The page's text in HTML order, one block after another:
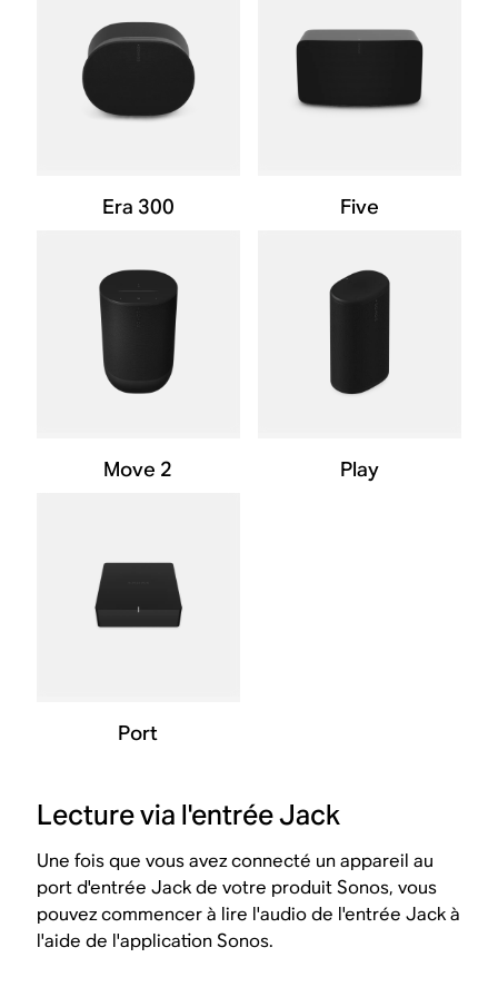
Era 300 Five
Move 2 Play
Port
Lecture via l'entrée Jack
Une fois que vous avez connecté un appareil au
port d'entrée Jack de votre produit Sonos, vous
pouvez commencer à lire l'audio de l'entrée Jack à
l'aide de l'application Sonos.